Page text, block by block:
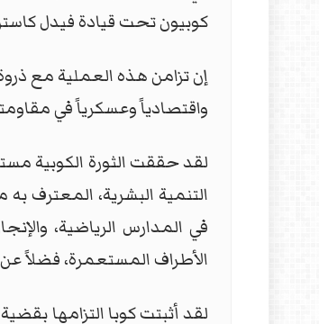
كوبيون تحت قيادة فيدل
إن تزامن هذه العملية مع
واقتصادياً وعسكرياً في
لقد حققت الثورة الكوبية
التنمية البشرية، المعترف
في المدارس الرياضية،
الأطراف المستعمرة، فضلاً
لقد أثبتت كوبا التزامها